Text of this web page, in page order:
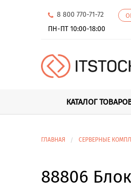
8 800 770-71-72
ПН-ПТ 10:00-18:00
КАТАЛОГ
ГЛАВНАЯ СЕРВЕРНЫЕ
88806